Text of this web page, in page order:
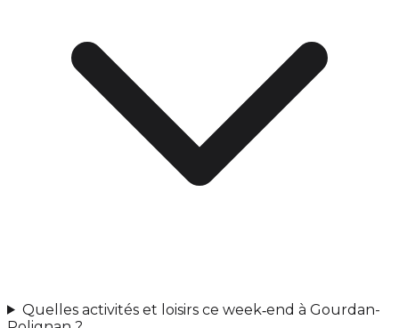
Quelles activités et loisirs ce week‑end à Gourdan-